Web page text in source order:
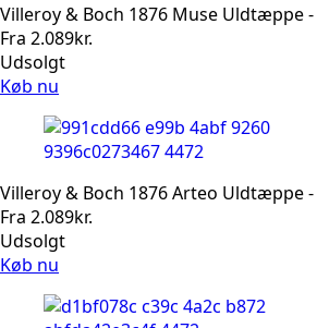
Villeroy & Boch 1876 Muse Uldtæppe
Fra 2.089kr.
Udsolgt
Køb nu
Villeroy & Boch 1876 Arteo Uldtæppe
Fra 2.089kr.
Udsolgt
Køb nu